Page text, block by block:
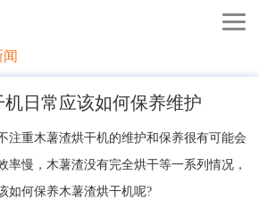
机日常应该如何保养维护
重木薯渣烘干机的维护和保养很有可能会
率慢，木薯渣没有完全烘干等一系列情况，
如何保养木薯渣烘干机呢?